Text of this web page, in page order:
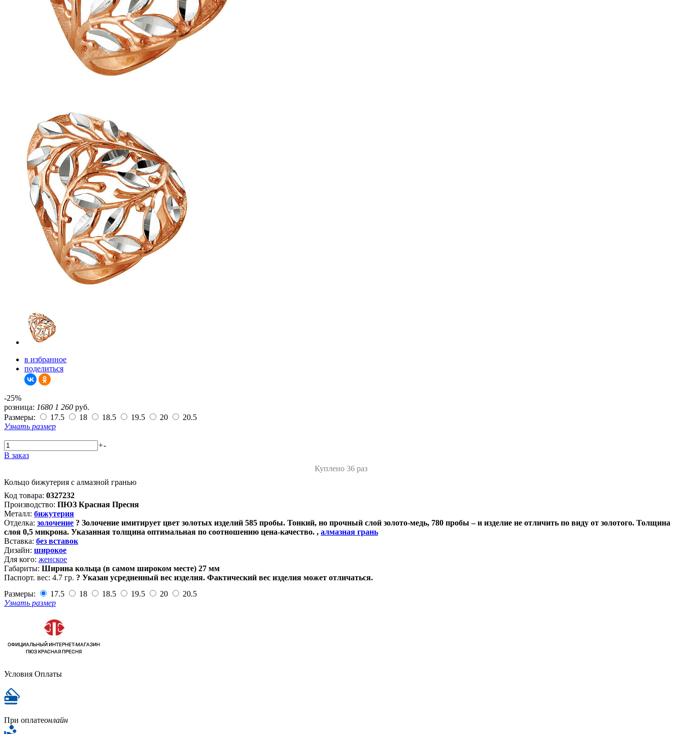
в избранное
поделиться
-25%
розница: 1680 1 260 руб.
Размеры:
17.5 18 18.5 19.5 20
20.5
Узнать размер
+-
В заказ
Куплено 36 раз
Кольцо бижутерия с алмазной гранью
Код товара: 0327232
Производство: ПЮЗ Красная Пресня
Металл: бижутерия
Отделка: золочение ? Золочение имитирует цвет золотых изделий 585 пробы. Тонкий, но прочный слой золото-медь, 780 пробы – и изделие не отличить по виду от золотого. Толщина
слоя 0,5 микрона. Указанная толщина оптимальная по соотношению цена-качество. , алмазная грань
Вставка: без вставок
Дизайн: широкое
Для кого: женское
Габариты: Ширина кольца (в самом широком месте) 27 мм
Паспорт. вес: 4.7 гр. ? Указан усредненный вес изделия. Фактический вес изделия может отличаться.
Размеры:
17.5 18 18.5 19.5 20
20.5
Узнать размер
Условия Оплаты
При оплатеонлайн